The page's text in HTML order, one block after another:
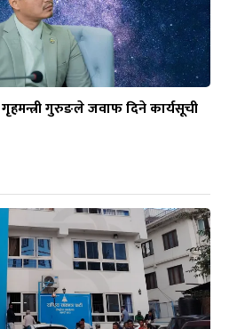
गुरुङले जवाफ दिने कार्यसूची